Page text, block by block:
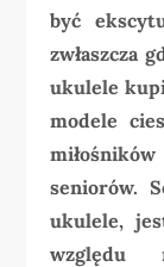
być
zwłaszcza
ukulele
modele
seniorów.
ukulele,
względu